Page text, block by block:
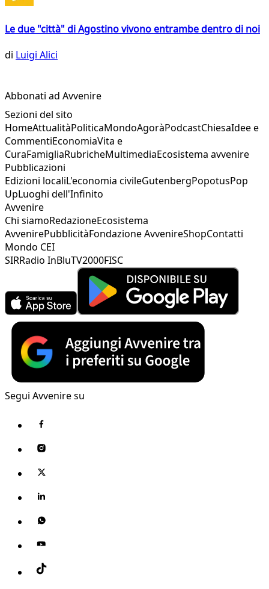
Le due "città" di Agostino vivono entrambe dentro di noi
di Luigi Alici
Abbonati ad Avvenire
Sezioni del sito
HomeAttualitàPoliticaMondoAgoràPodcastChiesaIdee e
CommentiEconomiaVita e
CuraFamigliaRubricheMultimediaEcosistema avvenire
Pubblicazioni
Edizioni localiL'economia civileGutenbergPopotusPop
UpLuoghi dell'Infinito
Avvenire
Chi siamoRedazioneEcosistema
AvvenirePubblicitàFondazione AvvenireShopContatti
Mondo CEI
SIRRadio InBluTV2000FISC
Segui Avvenire su